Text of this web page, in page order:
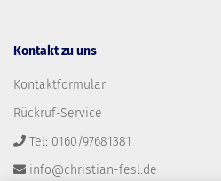
Kontakt zu uns
Kontaktformular
Rückruf-Service
Tel: 0160/97681381
info@christian-fesl.de